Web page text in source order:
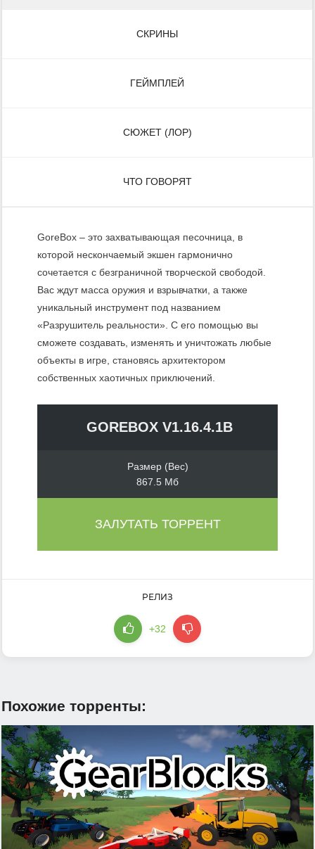
СКРИНЫ
ГЕЙМПЛЕЙ
СЮЖЕТ (ЛОР)
ЧТО ГОВОРЯТ
GoreBox – это захватывающая песочница, в
которой нескончаемый экшен гармонично
сочетается с безграничной творческой свободой.
Вас ждут масса оружия и взрывчатки, а также
уникальный инструмент под названием
«Разрушитель реальности». С его помощью вы
сможете создавать, изменять и уничтожать любые
объекты в игре, становясь архитектором
собственных хаотичных приключений.
GOREBOX V1.16.4.1B
Размер (Вес)
867.5 Мб
ЗАЛУТАТЬ ТОРРЕНТ
РЕЛИЗ
+32
Похожие торренты: